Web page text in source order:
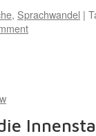
, Sprachwandel |